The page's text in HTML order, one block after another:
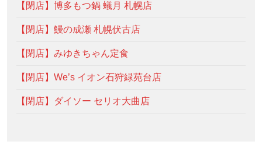
【閉店】博多もつ鍋 蟻月 札幌店
【閉店】鰻の成瀬 札幌伏古店
【閉店】みゆきちゃん定食
【閉店】We’s イオン石狩緑苑台店
【閉店】ダイソー セリオ大曲店